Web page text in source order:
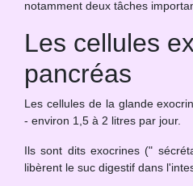
notamment deux tâches
Les cellules
pancréas
Les cellules de la glande
- environ 1,5 à 2 litres par jour.
Ils sont dits exocrines ("
libèrent le suc digestif dans